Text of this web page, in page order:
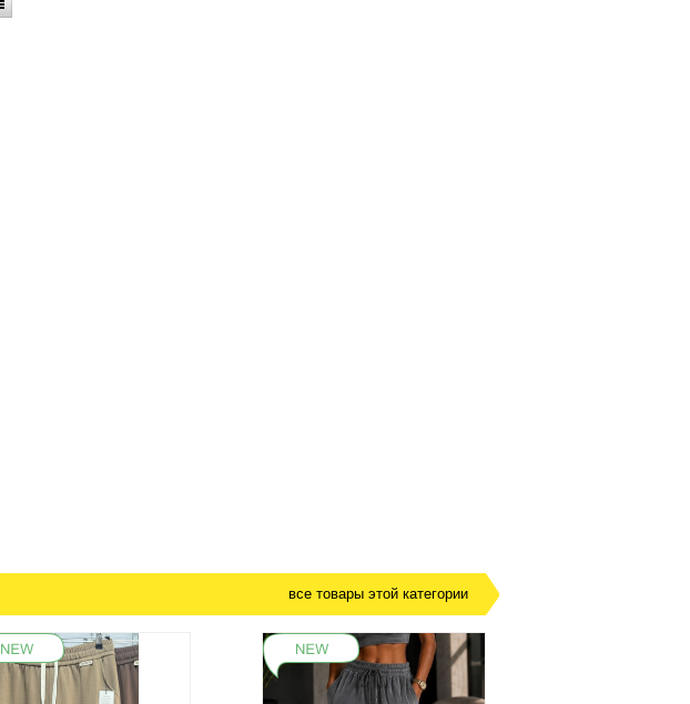
все товары этой категории